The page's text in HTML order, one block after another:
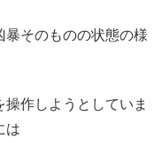
暴そのものの状態の様
作しようとしていま
は